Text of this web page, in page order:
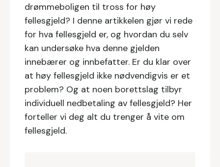
drømmeboligen til tross for høy
fellesgjeld? I denne artikkelen gjør vi rede
for hva fellesgjeld er, og hvordan du selv
kan undersøke hva denne gjelden
innebærer og innbefatter. Er du klar over
at høy fellesgjeld ikke nødvendigvis er et
problem? Og at noen borettslag tilbyr
individuell nedbetaling av fellesgjeld? Her
forteller vi deg alt du trenger å vite om
fellesgjeld.